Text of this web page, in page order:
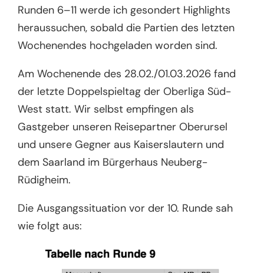
Runden 6–11 werde ich gesondert Highlights
heraussuchen, sobald die Partien des letzten
Wochenendes hochgeladen worden sind.
Am Wochenende des 28.02./01.03.2026 fand
der letzte Doppelspieltag der Oberliga Süd-
West statt. Wir selbst empfingen als
Gastgeber unseren Reisepartner Oberursel
und unsere Gegner aus Kaiserslautern und
dem Saarland im Bürgerhaus Neuberg-
Rüdigheim.
Die Ausgangssituation vor der 10. Runde sah
wie folgt aus: